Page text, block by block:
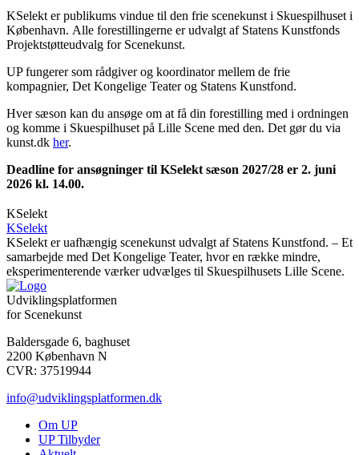
KSelekt er publikums vindue til den frie scenekunst i Skuespilhuset i
København. Alle forestillingerne er udvalgt af Statens Kunstfonds
Projektstøtteudvalg for Scenekunst.
UP fungerer som rådgiver og koordinator mellem de frie
kompagnier, Det Kongelige Teater og Statens Kunstfond.
Hver sæson kan du ansøge om at få din forestilling med i ordningen
og komme i Skuespilhuset på Lille Scene med den. Det gør du via
kunst.dk her.
Deadline for ansøgninger til KSelekt sæson 2027/28 er 2. juni
2026 kl. 14.00.
KSelekt
KSelekt
KSelekt er uafhængig scenekunst udvalgt af Statens Kunstfond. – Et
samarbejde med Det Kongelige Teater, hvor en række mindre,
eksperimenterende værker udvælges til Skuespilhusets Lille Scene.
Udviklingsplatformen
for Scenekunst
Baldersgade 6, baghuset
2200 København N
CVR: 37519944
info@udviklingsplatformen.dk
Om UP
UP Tilbyder